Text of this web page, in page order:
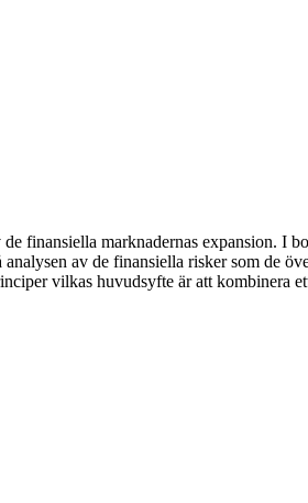
finansiella marknadernas expansion. I
av de finansiella risker som de
vilkas huvudsyfte är att kombinera